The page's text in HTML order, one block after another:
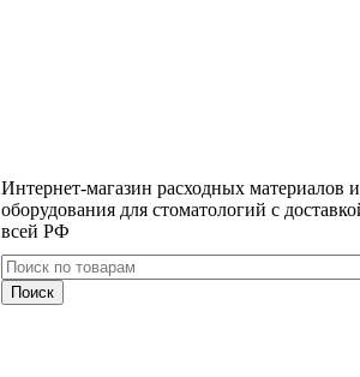
Интернет-магазин расходных материалов и
оборудования для стоматологий с
всей РФ